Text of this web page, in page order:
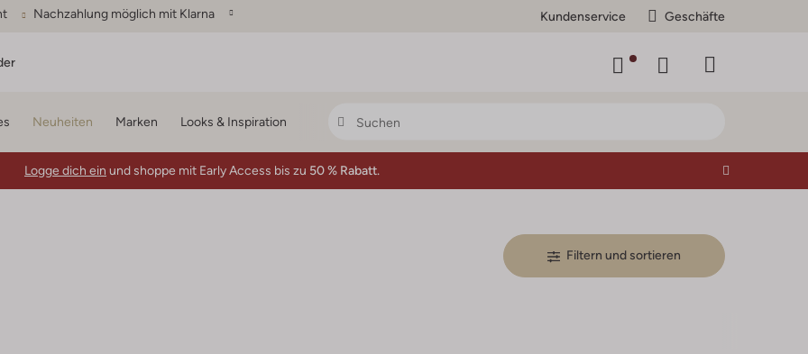
Nachzahlung möglich mit Klarna Kundenservice Geschäfte
Neuheiten Marken Looks & Inspiration
Logge dich ein und shoppe mit Early Access bis zu 50 % Rabatt.
Filtern und sortieren